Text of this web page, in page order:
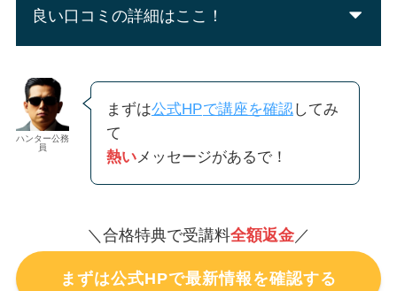
良い口コミの詳細はここ！
ハンター公務
員
まずは公式HPで講座を確認してみ
て
熱いメッセージがあるで！
＼合格特典で受講料全額返金／
まずは公式HPで最新情報を確認する